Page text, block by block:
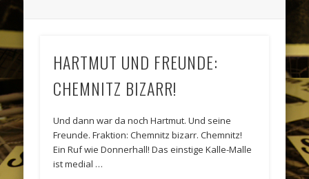
HARTMUT UND FREUNDE:
CHEMNITZ BIZARR!
Und dann war da noch Hartmut. Und seine
Freunde. Fraktion: Chemnitz bizarr. Chemnitz!
Ein Ruf wie Donnerhall! Das einstige Kalle-Malle
ist medial …